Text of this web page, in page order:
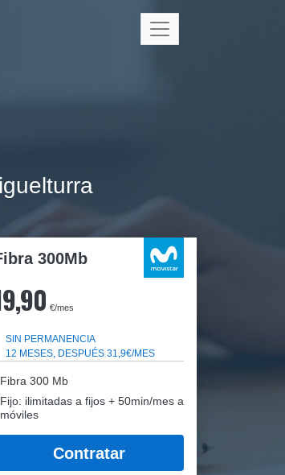
300Mb
€/mes
SIN PERMANENCIA
12 MESES, DESPUÉS 31,9€/MES
Fibra 300 Mb
Fijo: ilimitadas a fijos + 50min/mes a
móviles
Contratar